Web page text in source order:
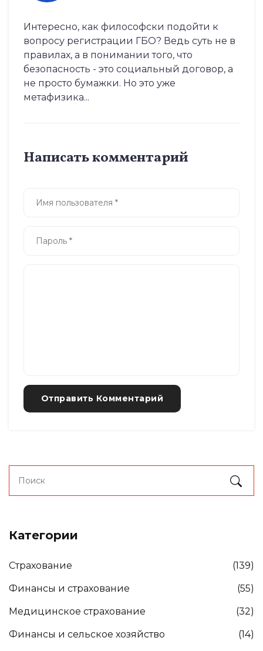
Интересно, как философски подойти к
вопросу регистрации ГБО? Ведь суть не в
правилах, а в понимании того, что
безопасность - это социальный договор, а
не просто бумажки. Но это уже
метафизика...
Написать комментарий
Отправить Комментарий
Категории
Страхование (139)
Финансы и страхование (55)
Медицинское страхование (32)
Финансы и сельское хозяйство (14)